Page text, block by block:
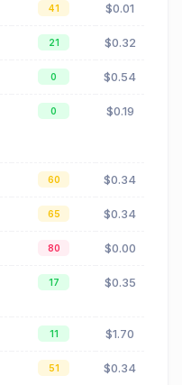
41 $0.01
21 $0.32
0 $0.54
0 $0.19
60 $0.34
65 $0.34
80 $0.00
17 $0.35
11 $1.70
51 $0.34